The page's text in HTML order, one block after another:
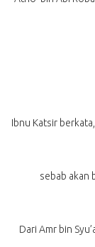
Ibnu Katsir
sebab akan
Dari Amr bin